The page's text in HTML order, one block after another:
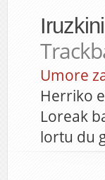
Umore
Herriko
Loreak
lortu du